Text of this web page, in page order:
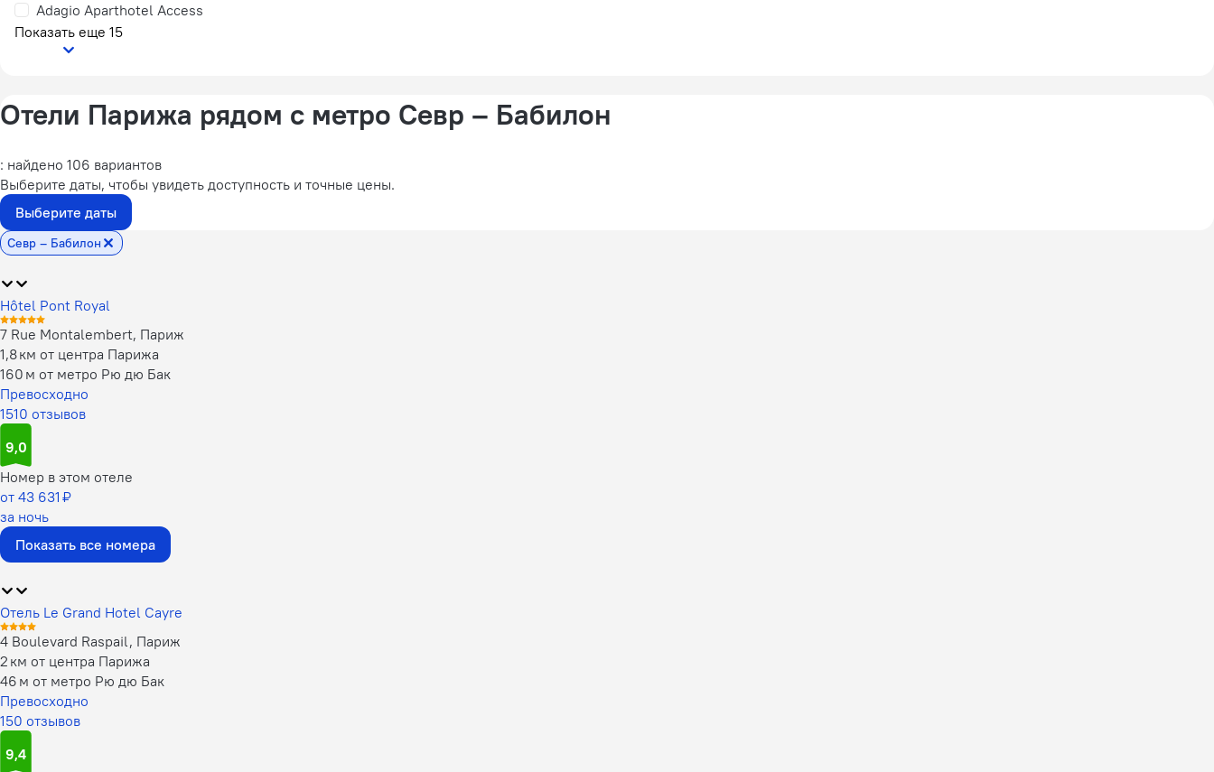
Adagio Aparthotel Access
Показать еще 15
Отели Парижа рядом с метро Севр – Бабилон
: найдено 106 вариантов
Выберите даты, чтобы увидеть доступность и точные цены.
Выберите даты
Севр – Бабилон
Hôtel Pont Royal
7 Rue Montalembert, Париж
1,8 км от центра Парижа
160 м от метро Рю дю Бак
Превосходно
1510 отзывов
9,0
Номер в этом отеле
от 43 631 ₽
за ночь
Показать все номера
Отель Le Grand Hotel Cayre
4 Boulevard Raspail, Париж
2 км от центра Парижа
46 м от метро Рю дю Бак
Превосходно
150 отзывов
9,4